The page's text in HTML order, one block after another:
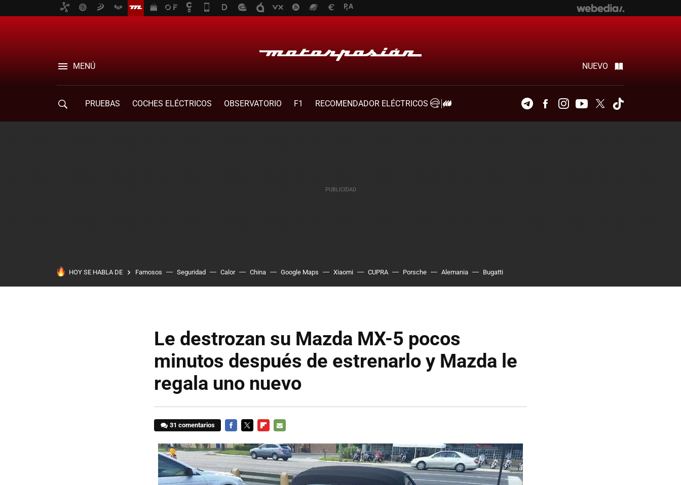
MENÚ NUEVO
PRUEBAS COCHES ELÉCTRICOS OBSERVATORIO F1
RECOMENDADOR ELÉCTRICOS
TelegramFacebookInstagramYoutubeTwitter
HOY SE HABLA DE Famosos Seguridad Calor China Google Maps Xiaomi CUPRA Porsche Alemania Bugatti
Le destrozan su Mazda MX-5 pocos
minutos después de estrenarlo y Mazda le
regala uno nuevo
31 comentarios
MAIL